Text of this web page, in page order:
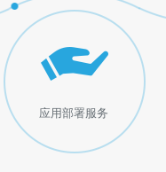
应用部署服务